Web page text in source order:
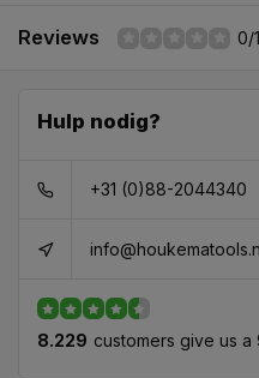
Reviews 0/
Hulp nodig?
+31 (0)88-2044340
8.229 customers give us a